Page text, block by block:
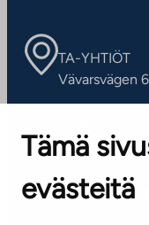
Tämä
evästeitä
TA-YHTIÖT
Vävarsvägen
KUNDSERVICE